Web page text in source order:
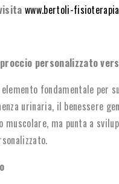
www.bertoli-
personalizzato
fondamentale per
urinaria, il benessere
ma punta a